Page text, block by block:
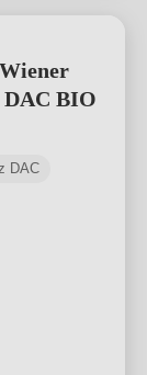
DAC BIO
von 4
DAC